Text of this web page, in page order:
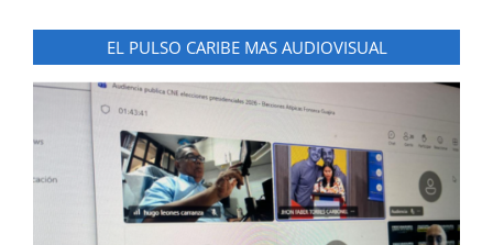
EL PULSO CARIBE MAS AUDIOVISUAL